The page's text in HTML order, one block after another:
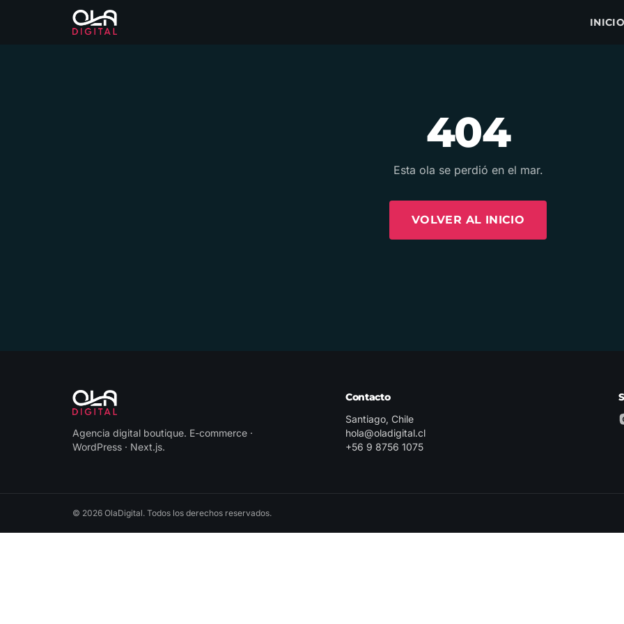
404
Esta ola se perdió en el mar.
VOLVER AL INICIO
Agencia digital boutique. E-commerce ·
WordPress · Next.js.
Contacto
Santiago, Chile
hola@oladigital.cl
+56 9 8756 1075
© 2026 OlaDigital. Todos los derechos reservados.